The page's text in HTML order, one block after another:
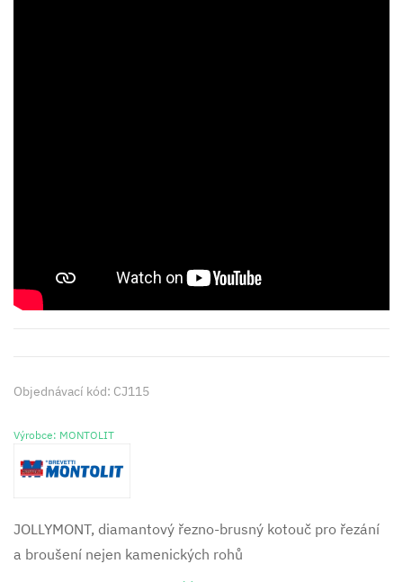
Objednávací kód: CJ115
Výrobce: MONTOLIT
JOLLYMONT, diamantový řezno-brusný kotouč pro řezání
a broušení nejen kamenických rohů